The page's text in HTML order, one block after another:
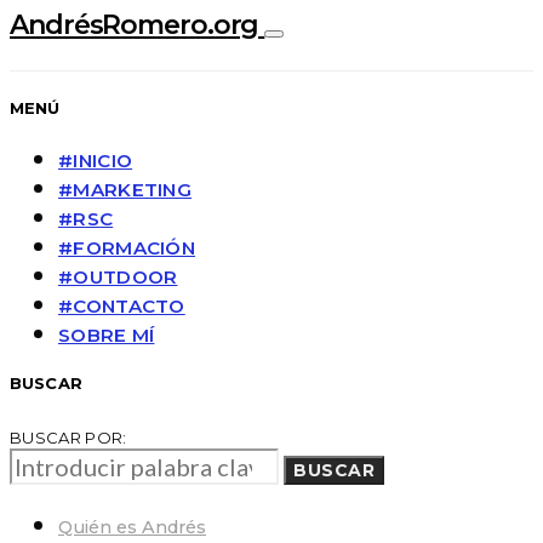
AndrésRomero.org
MENÚ
#INICIO
#MARKETING
#RSC
#FORMACIÓN
#OUTDOOR
#CONTACTO
SOBRE MÍ
BUSCAR
BUSCAR POR:
BUSCAR
Quién es Andrés